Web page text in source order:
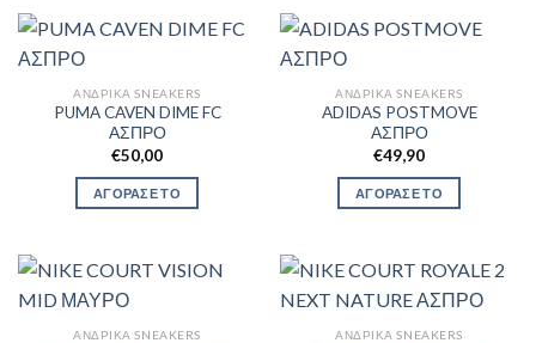
ΑΝΔΡΙΚΆ SNEAKERS
PUMA CAVEN DIME FC
ΑΣΠΡΟ
€50,00
ΑΓΟΡΑΣΕ ΤΟ
ΑΝΔΡΙΚΆ SNEAKERS
ADIDAS POSTMOVE
ΑΣΠΡΟ
€49,90
ΑΓΟΡΑΣΕ ΤΟ
ΑΝΔΡΙΚΆ SNEAKERS ΑΝΔΡΙΚΆ SNEAKERS